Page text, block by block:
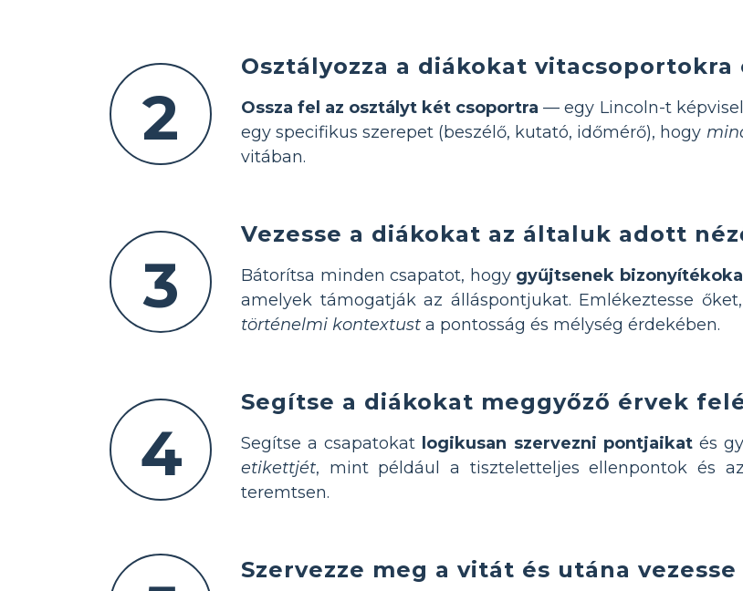
2
Osztályozza a diákokat vitacsoportokra
Ossza fel az osztályt két csoportra — egy Lincoln-t
egy specifikus szerepet (beszélő, kutató, időmérő), hogy
vitában.
3
Vezesse a diákokat az általuk adott
Bátorítsa minden csapatot, hogy gyűjtsenek
amelyek támogatják az álláspontjukat. Emlékeztesse
történelmi kontextust a pontosság és mélység érdekében.
4
Segítse a diákokat meggyőző érvek
Segítse a csapatokat logikusan szervezni pontjaikatés
etikettjét, mint például a tiszteletteljes ellenpontok és
teremtsen.
Szervezze meg a vitát és utána